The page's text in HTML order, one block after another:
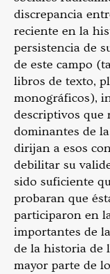
discrepancia
reciente en la
persistencia de
de este campo
libros de texto,
monográficos),
descriptivos que
dominantes de
dirijan a esos
debilitar su
sido suficiente
probaran que
participaron en
importantes de
de la historia de
mayor parte de